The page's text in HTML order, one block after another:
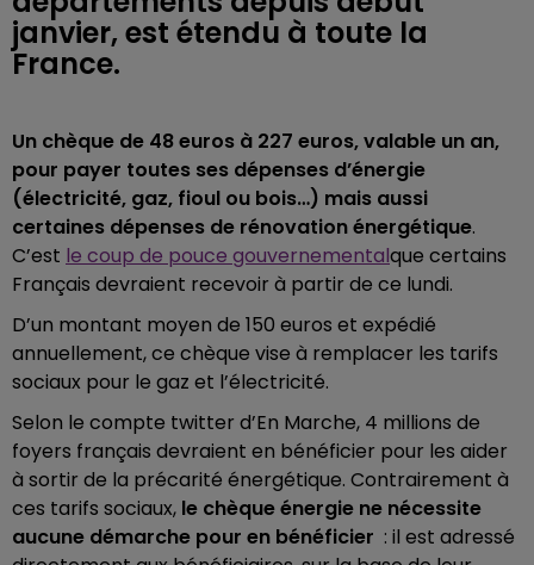
janvier, est étendu à toute la
France.
Un chèque de 48 euros à 227 euros, valable un an,
pour payer toutes ses dépenses d’énergie
(électricité, gaz, fioul ou bois…) mais aussi
certaines dépenses de rénovation énergétique.
C’est le coup de pouce gouvernementalque certains
Français devraient recevoir à partir de ce lundi.
D’un montant moyen de 150 euros et expédié
annuellement, ce chèque vise à remplacer les tarifs
sociaux pour le gaz et l’électricité.
Selon le compte twitter d’En Marche, 4 millions de
foyers français devraient en bénéficier pour les aider
à sortir de la précarité énergétique. Contrairement à
ces tarifs sociaux, le chèque énergie ne nécessite
aucune démarche pour en bénéficier : il est adressé